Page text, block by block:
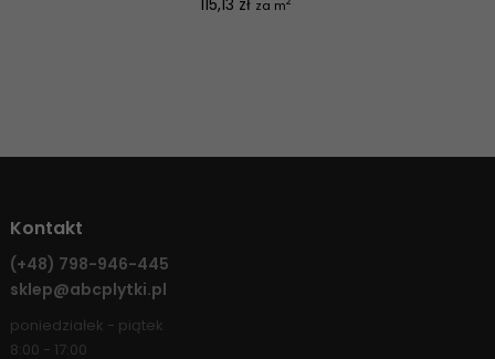
za m
Kontakt
(+48) 798-946-445
sklep@abcplytki.pl
poniedziałek - piątek
8:00 - 17:00